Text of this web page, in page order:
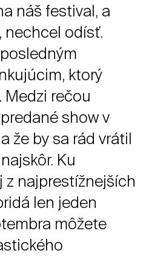
náš festival, a
nechcel odísť.
ktorý
Medzi rečou
show v
že by sa rád vrátil
Ku
z najprestížnejších
len jeden
môžete